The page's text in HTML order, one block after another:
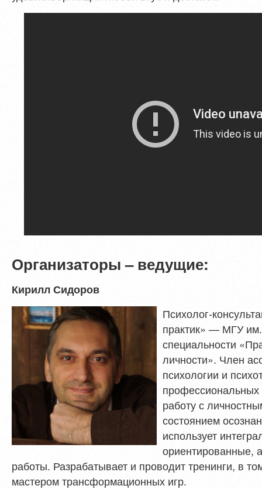
Организаторы – ведущие:
Кирилл Сидоров
Психолог-
практик» — МГУ
специальности
личности». Член
психологии и
работу с
состоянием
использует
ориентированные,
работы. Разрабатывает и проводит тренинги, в
мастером трансформационных игр.